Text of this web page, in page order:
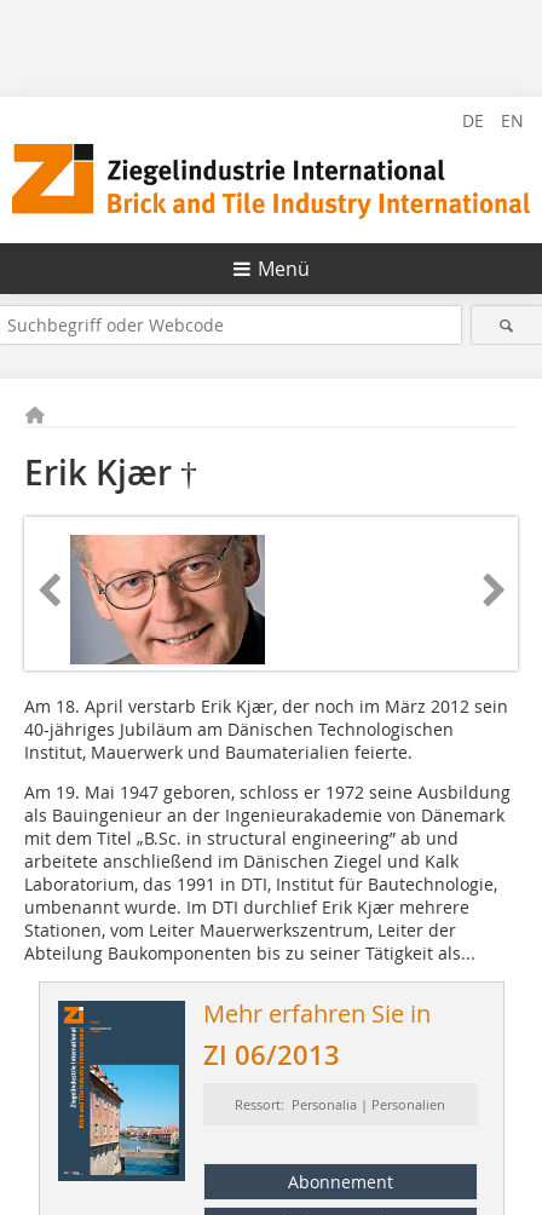
DE EN
Menü
Erik Kjær †
Am 18. April verstarb Erik Kjær, der noch im März 2012 sein
40-jähriges Jubiläum am Dänischen Technologischen
Institut, Mauerwerk und Baumaterialien feierte.
Am 19. Mai 1947 geboren, schloss er 1972 seine Ausbildung
als Bauingenieur an der Ingenieurakademie von Dänemark
mit dem Titel „B.Sc. in structural engineering” ab und
arbeitete anschließend im Dänischen Ziegel und Kalk
Laboratorium, das 1991 in DTI, Institut für Bautechnologie,
umbenannt wurde. Im DTI durchlief Erik Kjær mehrere
Stationen, vom Leiter Mauerwerkszentrum, Leiter der
Abteilung Baukomponenten bis zu seiner Tätigkeit als...
Mehr erfahren Sie in
ZI 06/2013
Ressort: Personalia | Personalien
Abonnement